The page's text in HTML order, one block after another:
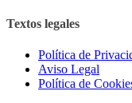
Textos legales
Política de
Aviso Legal
Política de